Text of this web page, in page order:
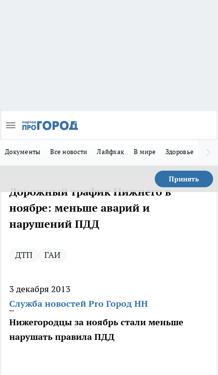
Документы Все новости Лайфхак В мире Здоровье
Принять
Дорожный трафик Нижнего в
ноябре: меньше аварий и
нарушений ПДД
ДТП ГАИ
3 декабря 2013
Служба новостей Pro Город НН
Нижегородцы за ноябрь стали меньше
нарушать правила ПДД